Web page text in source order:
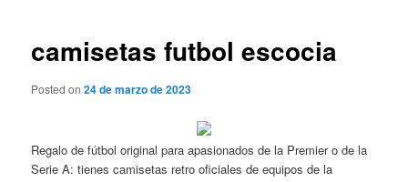
camisetas futbol escocia
Posted on24 de marzo de 2023
Regalo de fútbol original para apasionados de la Premier o de la
Serie A: tienes camisetas retro oficiales de equipos de la